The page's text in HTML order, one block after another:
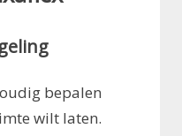
bepalen
wilt laten.